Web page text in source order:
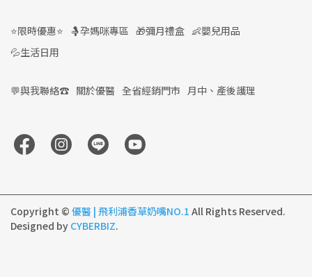
⭐限時優惠⭐ 🤱孕媽咪專區 🎁彌月禮盒 👶嬰兒用品
💦生活日用
💬與我聯絡☎️ 關於優醫 全省經銷門市 月中、產後護理
Copyright © 優醫 | 飛利浦香草奶嘴NO.1 All Rights Reserved.
Designed by CYBERBIZ.